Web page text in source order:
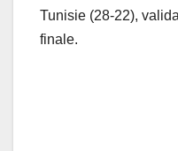
Tunisie (28-22),
finale.